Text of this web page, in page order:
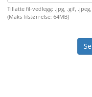
Tillatte fil-vedlegg: .jpg, .gif,
(Maks filstørrelse: 64MB)